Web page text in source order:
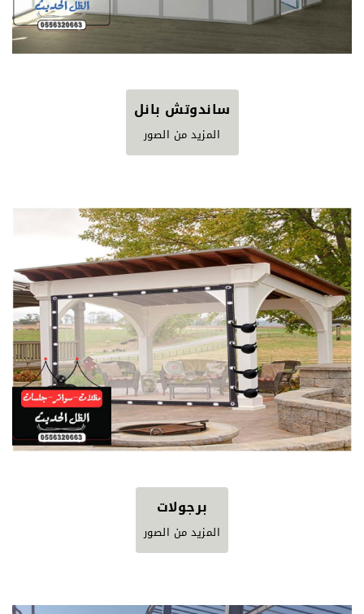
ساندوتش بانل
المزيد من الصور
برجولات
المزيد من الصور